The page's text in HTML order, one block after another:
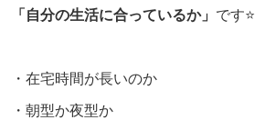
「自分の生活に合っているか」 です⭐️
・在宅時間が長いのか
・朝型か夜型か